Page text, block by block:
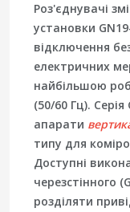
Роз'єднувачі
установки
відключення
електричних
найбільшою
(50/60 Гц). Серія
апарати
типу для
Доступні
черезстінного
розділяти